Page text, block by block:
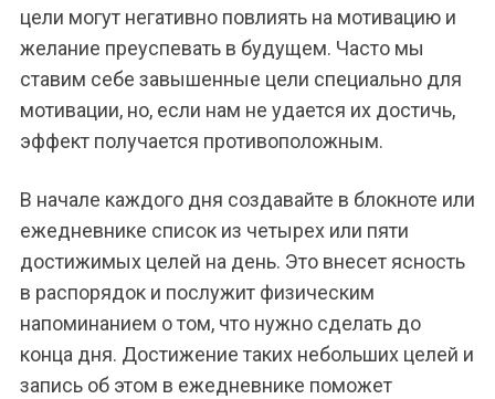
цели могут негативно повлиять на мотивацию и
желание преуспевать в будущем. Часто мы
ставим себе завышенные цели специально для
мотивации, но, если нам не удается их достичь,
эффект получается противоположным.
В начале каждого дня создавайте в блокноте или
ежедневнике список из четырех или пяти
достижимых целей на день. Это внесет ясность
в распорядок и послужит физическим
напоминанием о том, что нужно сделать до
конца дня. Достижение таких небольших целей и
запись об этом в ежедневнике поможет